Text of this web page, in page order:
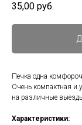
35,00 руб.
Печка одна
Очень компактная и
на различные
Характеристики: